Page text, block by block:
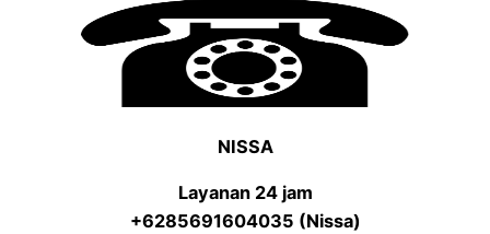
NISSA
Layanan 24 jam
+6285691604035 (Nissa)